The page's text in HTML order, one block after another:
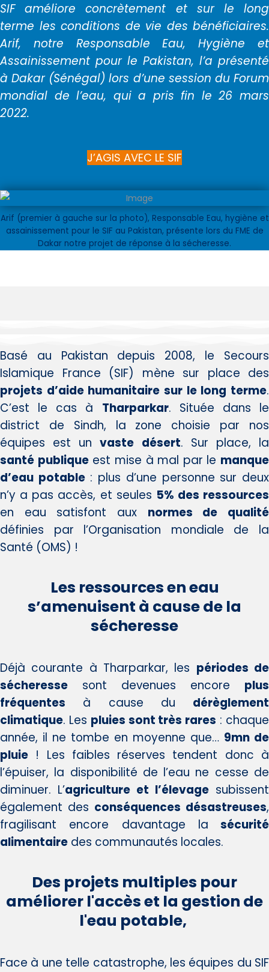
SIF améliore concrètement et sur le long
terme les conditions de vie des bénéficiaires.
Arif, notre Responsable Eau, Hygiène et
Assainissement pour le Pakistan, l’a présenté
à Dakar (Sénégal) lors d’une session du Forum
mondial de l’eau, qui a pris fin le 26 mars
2022.
J’AGIS AVEC LE SIF
Arif (premier à gauche sur la photo), Responsable Eau, hygiène et
assainissement pour le SIF au Pakistan, présente lors du FME de
Dakar notre projet de réponse à la sécheresse.
Basé au Pakistan depuis 2008, le Secours
Islamique France (SIF) mène sur place des
projets d’aide humanitaire sur le long terme.
C’est le cas à Tharparkar. Située dans le
district de Sindh, la zone choisie par nos
équipes est unvaste désert. Sur place, la
santé publiqueest mise à mal par le manque
d’eau potable: plus d’une personne sur deux
n’y a pas accès, et seules 5% des ressources
en eau satisfont aux normes de qualité
définies par l’Organisation mondiale de la
Santé (OMS) !
Les ressources en eau
s’amenuisent à cause de la
sécheresse
Déjà courante à Tharparkar, les périodes de
sécheresse sont devenues encore plus
fréquentes à cause du dérèglement
climatique. Les pluies sont très rares : chaque
année, il ne tombe en moyenne que… 9mn de
pluie ! Les faibles réserves tendent donc à
l’épuiser, la disponibilité de l’eau ne cesse de
diminuer. L’agriculture et l’élevage subissent
également des conséquences désastreuses,
fragilisant encore davantage la sécurité
alimentaire des communautés locales.
Des projets multiples pour
améliorer l'accès et la gestion de
l'eau potable,
Face à une telle catastrophe, les équipes du SIF